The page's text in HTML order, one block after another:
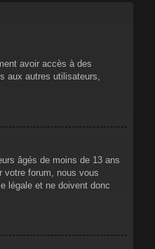
avoir accès à des
aux autres utilisateurs,
âgés de moins de 13 ans
votre forum, nous vous
légale et ne doivent donc